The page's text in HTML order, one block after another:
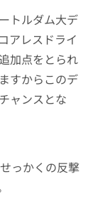
トルダム大デ
アレスドライ
加点をとられ
すからこのデ
ャンスとな
っかくの反撃